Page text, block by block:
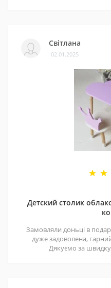
Світлана
02.01.2025
Детский столик
Замовляли доньці в
дуже задоволена,
Дякуємо за швидку